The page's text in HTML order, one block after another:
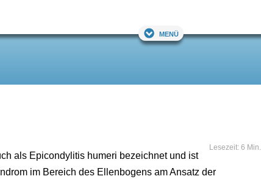
Menü
Lesezeit: 6 Min.
als Epicondylitis humeri bezeichnet und ist
im Bereich des Ellenbogens am Ansatz der